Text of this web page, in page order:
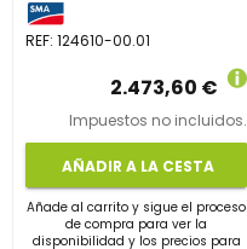
REF: 124610-00.01
2.473,60 €
Impuestos no incluidos.
AÑADIR A LA CESTA
Añade al carrito y sigue el proceso
de compra para ver la
disponibilidad y los precios para